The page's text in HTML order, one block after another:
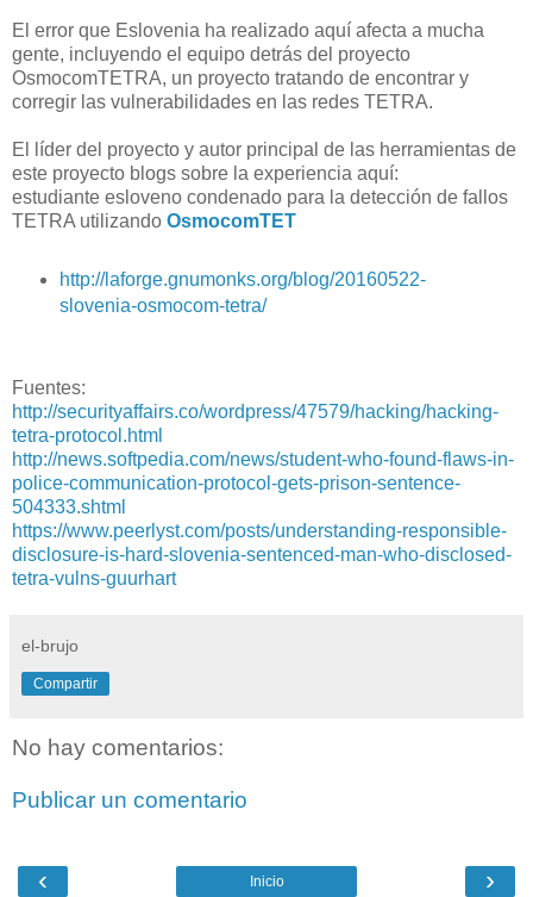
El error que Eslovenia ha realizado aquí afecta a mucha
gente, incluyendo el equipo detrás del proyecto
OsmocomTETRA, un proyecto tratando de encontrar y
corregir las vulnerabilidades en las redes TETRA.
El líder del proyecto y autor principal de las herramientas de
este proyecto blogs sobre la experiencia aquí:
estudiante esloveno condenado para la detección de fallos
TETRA utilizando OsmocomTET
http://laforge.gnumonks.org/blog/20160522-
slovenia-osmocom-tetra/
Fuentes:
http://securityaffairs.co/wordpress/47579/hacking/hacking-
tetra-protocol.html
http://news.softpedia.com/news/student-who-found-flaws-in-
police-communication-protocol-gets-prison-sentence-
504333.shtml
https://www.peerlyst.com/posts/understanding-responsible-
disclosure-is-hard-slovenia-sentenced-man-who-disclosed-
tetra-vulns-guurhart
el-brujo
Compartir
No hay comentarios:
Publicar un comentario
‹ ›
Inicio